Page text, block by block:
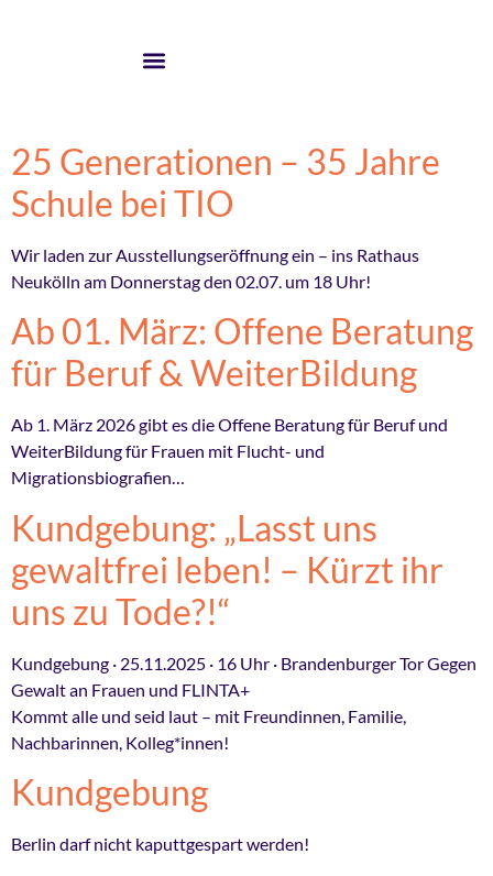
25 Generationen – 35 Jahre
Schule bei TIO
Wir laden zur Ausstellungseröffnung ein – ins Rathaus
Neukölln am Donnerstag den 02.07. um 18 Uhr!
Ab 01. März: Offene Beratung
für Beruf & WeiterBildung
Ab 1. März 2026 gibt es die Offene Beratung für Beruf und
WeiterBildung für Frauen mit Flucht- und
Migrationsbiografien…
Kundgebung: „Lasst uns
gewaltfrei leben! – Kürzt ihr
uns zu Tode?!“
Kundgebung · 25.11.2025 · 16 Uhr · Brandenburger Tor Gegen
Gewalt an Frauen und FLINTA+
Kommt alle und seid laut – mit Freundinnen, Familie,
Nachbarinnen, Kolleg*innen!
Kundgebung
Berlin darf nicht kaputtgespart werden!